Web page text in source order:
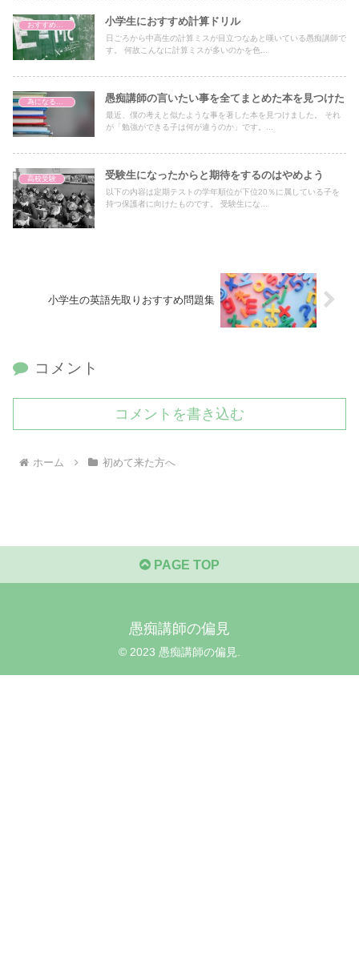
おすすめ問題集紹介 小学生におすすめ計算ドリル
日ごろから中高生の計算ミスが目立つなあと嘆いている愚痴講師で
す。 何故こんなに計算ミスが多いのかを色...
為になる本・漫画の紹介 愚痴講師の言いたい事を全てまとめた本を見つけた
最近、僕の考えと似たような事を著した本を見つけました。 それ
が「勉強ができる子は何が違うのか」です。...
高校受験 受験生になったからと期待をするのはやめよう
以下の内容は定期テストの学年順位が下位20％に属している子を
持つ保護者に向けたものです。 受験生にな...
小学生の英語先取りおすすめ問題集
コメント
コメントを書き込む
ホーム 初めて来た方へ
PAGE TOP
愚痴講師の偏見
© 2023 愚痴講師の偏見.